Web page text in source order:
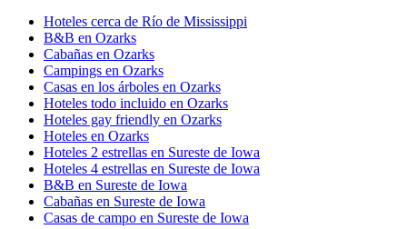
Hoteles cerca de Río de Mississippi
B&B en Ozarks
Cabañas en Ozarks
Campings en Ozarks
Casas en los árboles en Ozarks
Hoteles todo incluido en Ozarks
Hoteles gay friendly en Ozarks
Hoteles en Ozarks
Hoteles 2 estrellas en Sureste de Iowa
Hoteles 4 estrellas en Sureste de Iowa
B&B en Sureste de Iowa
Cabañas en Sureste de Iowa
Casas de campo en Sureste de Iowa